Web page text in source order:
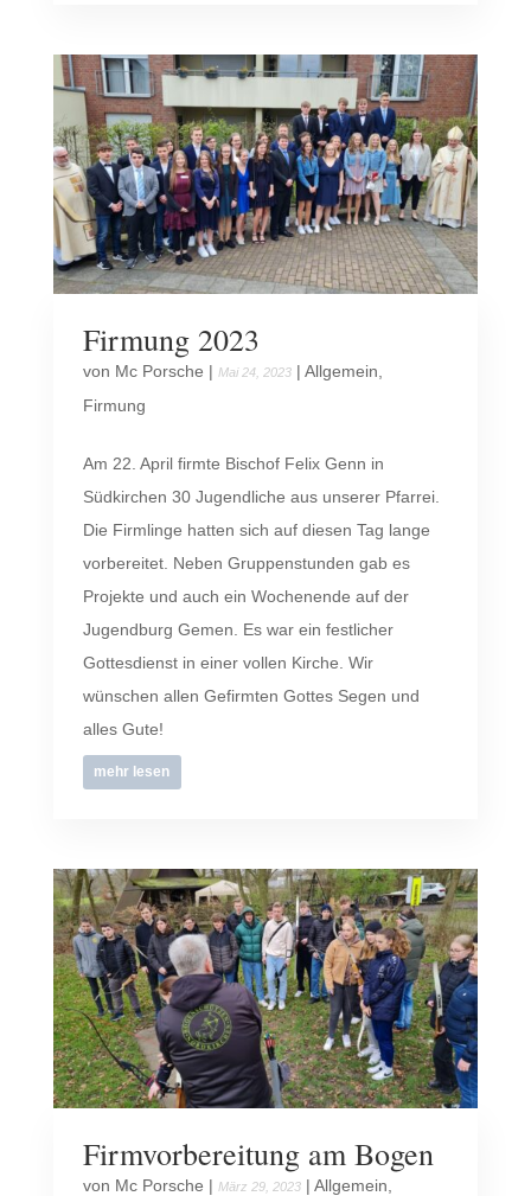
Firmung 2023
von Mc Porsche | Mai 24, 2023| Allgemein
Firmung
Am 22. April firmte Bischof Felix Genn in
Südkirchen 30 Jugendliche aus unserer Pfarrei.
Die Firmlinge hatten sich auf diesen Tag lange
vorbereitet. Neben Gruppenstunden gab es
Projekte und auch ein Wochenende auf der
Jugendburg Gemen. Es war ein festlicher
Gottesdienst in einer vollen Kirche. Wir
wünschen allen Gefirmten Gottes Segen und
alles Gute!
mehr lesen
Firmvorbereitung am Bogen
von Mc Porsche | März 29, 2023| Allgemein